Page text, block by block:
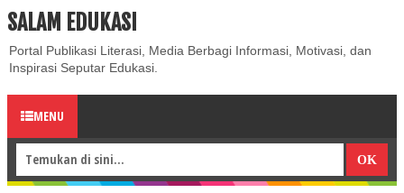
ABOUT CONTACT US
SALAM EDUKASI
Portal Publikasi Literasi, Media Berbagi Informasi, Motivasi, dan
Inspirasi Seputar Edukasi.
MENU